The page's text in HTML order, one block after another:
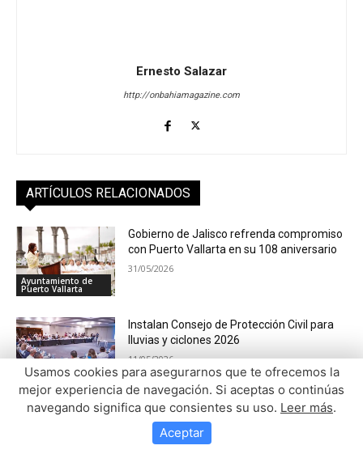
Usamos cookies para asegurarnos que te ofrecemos la
mejor experiencia de navegación. Si aceptas o continúas
navegando significa que consientes su uso. Leer más.
Aceptar